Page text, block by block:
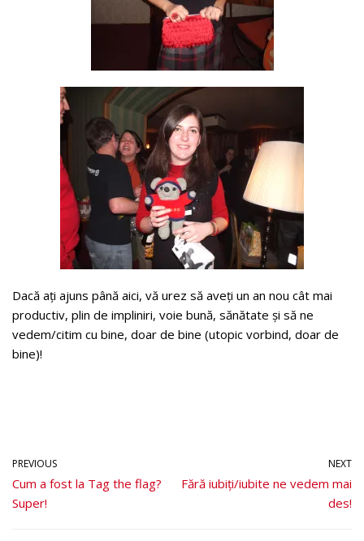
Dacă ați ajuns până aici, vă urez să aveți un an nou cât mai
productiv, plin de impliniri, voie bună, sănătate și să ne
vedem/citim cu bine, doar de bine (utopic vorbind, doar de
bine)!
PREVIOUS
Cum a fost la Tag the flag?
Super!
NEXT
Fără iubiți/iubite ne vedem mai
des!